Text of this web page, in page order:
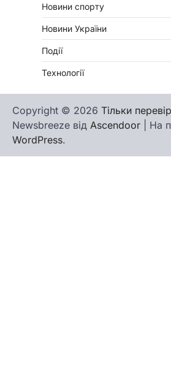
Новини спорту
Новини України
Події
Технології
Copyright © 2026 Тільки
Newsbreeze від Ascendoor | На
WordPress.